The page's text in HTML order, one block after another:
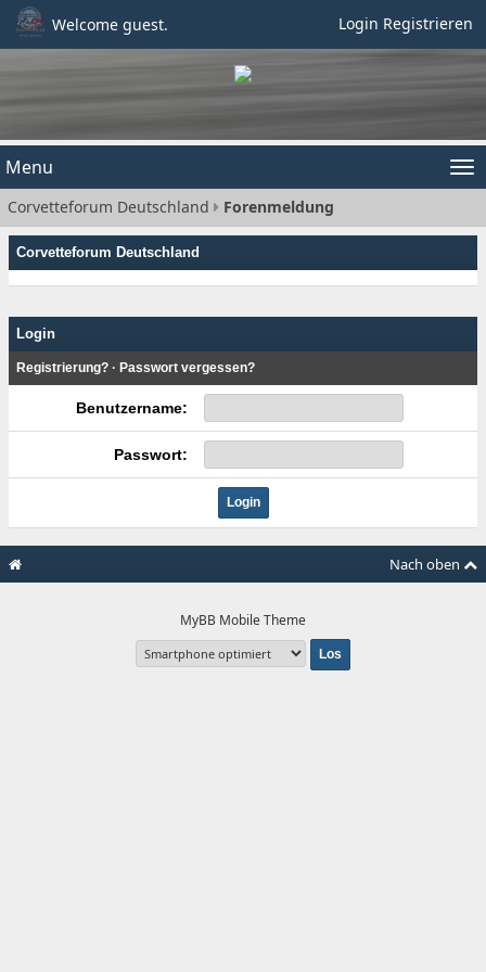
Welcome guest. Login Registrieren
Menu
Corvetteforum Deutschland Forenmeldung
Corvetteforum Deutschland
Login
Registrierung? · Passwort vergessen?
Benutzername:
Passwort:
Nach oben
MyBB Mobile Theme